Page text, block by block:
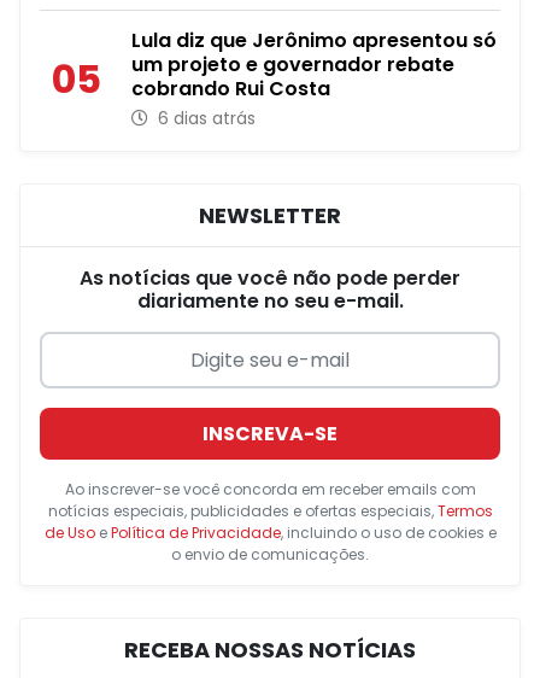
05
Lula diz que Jerônimo apresentou só
um projeto e governador rebate
cobrando Rui Costa
6 dias atrás
NEWSLETTER
As notícias que você não pode perder
diariamente no seu e-mail.
INSCREVA-SE
Ao inscrever-se você concorda em receber emails com
notícias especiais, publicidades e ofertas especiais,Termos
de UsoePolítica de Privacidade, incluindo o uso de cookies e
o envio de comunicações.
RECEBA NOSSAS NOTÍCIAS